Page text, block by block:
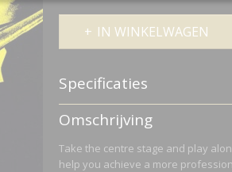
IN WINKELWAGEN
Specificaties
Productcode
Netto gewicht
Bruto gewicht
Omschrijving
Take the centre stage and play
help you achieve a more